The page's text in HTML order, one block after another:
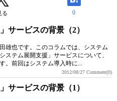
る 0
ービスの背景（2）
雄也です。このコラムでは、システム
ステム展開支援」サービスについて、
。前回はシステム導入時に...
2012/08/27 Comment(0)
ービスの背景（1）